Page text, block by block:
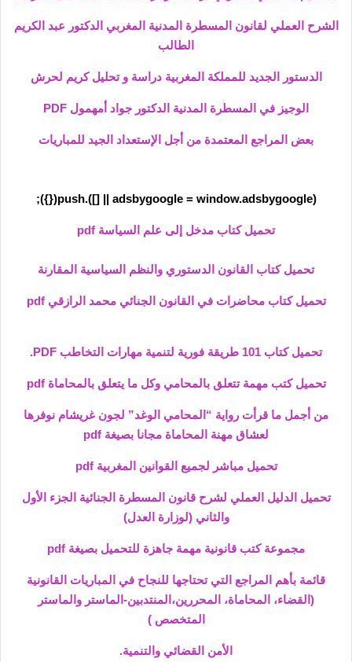
الشرح العملي لقانون المسطرة المدنية المغربي الدكتور عبد الكريم
الطالب
الدستور الجديد للمملكة المغربية دراسة و تحليل كريم لحرش
الوجيز في المسطرة المدنية الدكتور جواد أمهمول PDF
بعض المراجع المعتمدة من أجل الإستعداد الجيد للمباريات
(adsbygoogle = window.adsbygoogle || []).push({});
تحميل كتاب مدخل إلى علم السياسة pdf
تحميل كتاب القانون الدستوري والنظم السياسية المقارنة
تحميل كتاب محاضرات في القانون الجنائي محمد الرازقي pdf
تحميل كتاب 101 طريقة فورية لتنمية مهارات التخاطب PDF.
تحميل كتب مهمة تتعلق بالمحامي وكل ما يتعلق بالمحاماة pdf
من أجمل ما قرأت رواية “المحامي الوغد” لجون غريشام نوفرها
لعشاق مهنة المحاماة مجانا بصيغة pdf
تحميل مباشر لجميع القوانين المغربية pdf
تحميل الدليل العملي لشرح قانون المسطرة الجنائية الجزء الأول
والثاني (لوزارة العدل)
مجموعة كتب قانونية مهمة جاهزة للتحميل بصيغة pdf
قائمة بأهم المراجع التي تحتاجها للنجاح في المباريات القانونية
(القضاء، المحاماة، المحررين،المنتدبين-الماستر والماستر
المتخصص )
الأمن القضائي والتنمية.